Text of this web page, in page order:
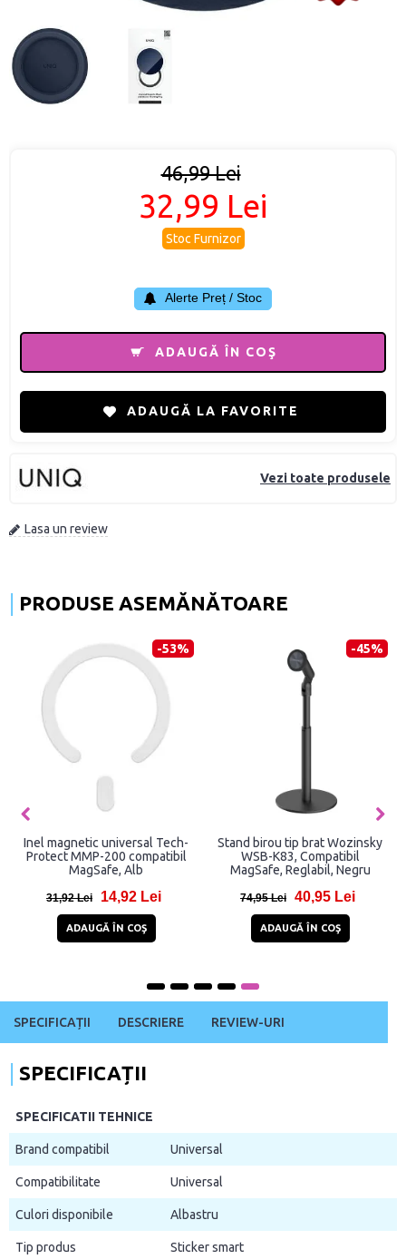
Vezi toate produsele
Lasa un review
46,99 Lei
32,99 Lei
Stoc Furnizor
Alerte Preț / Stoc
ADAUGĂ ÎN COŞ
ADAUGĂ LA FAVORITE
PRODUSE ASEMĂNĂTOARE
-53%
Inel magnetic universal Tech-
Protect MMP-200 compatibil
MagSafe, Alb
31,92 Lei 14,92 Lei
ADAUGĂ ÎN COŞ
-45%
Stand birou tip brat Wozinsky
WSB-K83, Compatibil
MagSafe, Reglabil, Negru
74,95 Lei 40,95 Lei
ADAUGĂ ÎN COŞ
SPECIFICAȚII DESCRIERE REVIEW-URI
SPECIFICAȚII
SPECIFICATII TEHNICE
Brand compatibil Universal
Compatibilitate Universal
Culori disponibile Albastru
Tip produs Sticker smart